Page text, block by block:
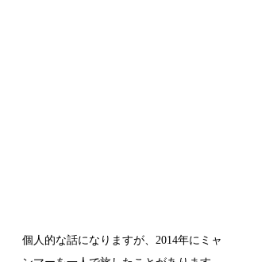
個人的な話になりますが、2014年にミャ